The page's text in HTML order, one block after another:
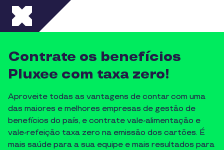
Pular para o conteúdo principal
Contrate os benefícios
Pluxee com taxa zero!
Aproveite todas as vantagens de contar com uma
das maiores e melhores empresas de gestão de
benefícios do país, e contrate vale-alimentação e
vale-refeição taxa zero na emissão dos cartões. É
mais saúde para a sua equipe e mais resultados para